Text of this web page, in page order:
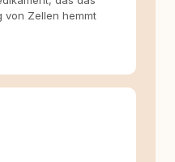
Themen, plane
begleite Gastbeiträge
Texte und betreue
das grosse Ganze:
Und wie lassen sich
Leser wirklich
von Zellen hemmt